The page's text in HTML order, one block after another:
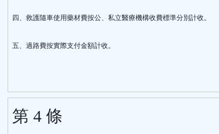
四、救護隨車使用藥材費按公、私立醫療機構收費標準分別計收。
五、過路費按實際支付金額計收。
第 4 條